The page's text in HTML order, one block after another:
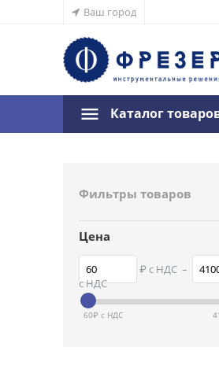
Ваш город
Каталог
Фильтры товаров
Цена
₽ с НДС –
с НДС
60₽ с НДС